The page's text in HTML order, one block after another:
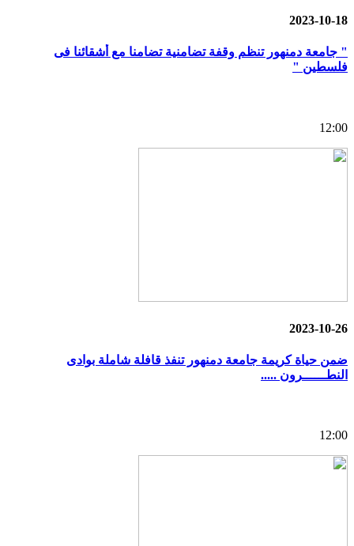
2023-10-18
" جامعة دمنهور تنظم وقفة تضامنية تضامنا مع أشقائنا فى
فلسطين "
12:00
2023-10-26
ضمن حياة كريمة جامعة دمنهور تنفذ قافلة شاملة بوادى
النطــــــرون .....
12:00